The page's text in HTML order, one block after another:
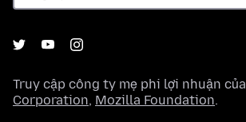
Truy cập công ty mẹ phi lợi nhuận của
Corporation, Mozilla Foundation.